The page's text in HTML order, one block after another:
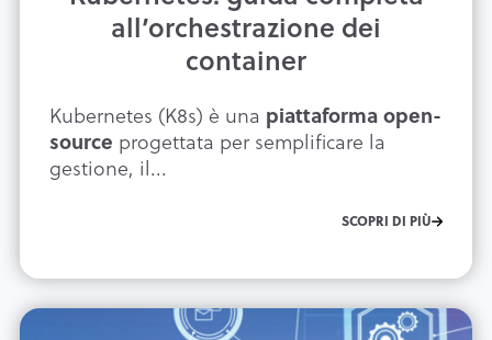
all’orchestrazione dei
container
Kubernetes (K8s) è una piattaforma open-
source progettata per semplificare la
gestione, il...
SCOPRI DI PIÙ